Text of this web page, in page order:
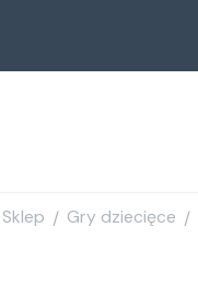
Sklep / Gry dziecięce /